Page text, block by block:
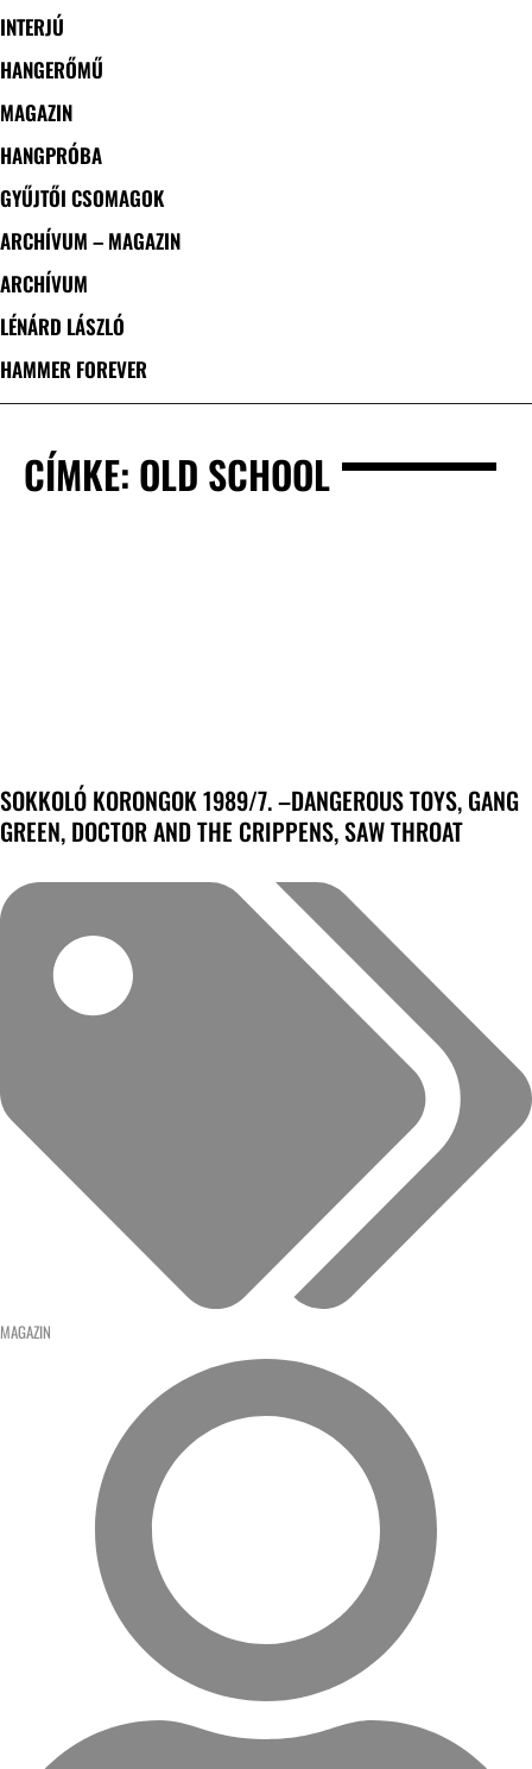
INTERJÚ
HANGERŐMŰ
MAGAZIN
HANGPRÓBA
GYŰJTŐI CSOMAGOK
ARCHÍVUM – MAGAZIN
ARCHÍVUM
LÉNÁRD LÁSZLÓ
HAMMER FOREVER
CÍMKE: OLD SCHOOL
SOKKOLÓ KORONGOK 1989/7. –DANGEROUS TOYS, GANG
GREEN, DOCTOR AND THE CRIPPENS, SAW THROAT
MAGAZIN